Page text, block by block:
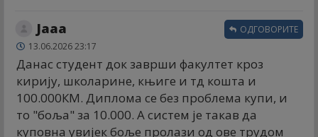
Јааа
13.06.2026 23:17
Данас студент док заврши факултет кроз
кирију, школарине, књиге и тд кошта и
100.000КМ. Диплома се без проблема купи, и
то "боља" за 10.000. А систем је такав да
куповна увијек боље пролази од ове трудом
ОДГОВОРИТЕ